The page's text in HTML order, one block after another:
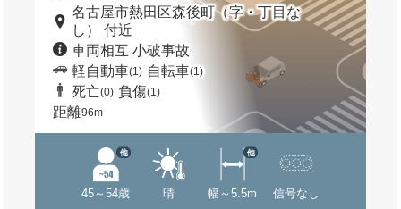
名古屋市熱田区森後町（字・丁目な
し） 付近
車両相互 小破事故
軽自動車(1) 自転車(1)
死亡(0) 負傷(1)
距離96m
45～54歳
他
晴 幅～5.5m
他
信号なし